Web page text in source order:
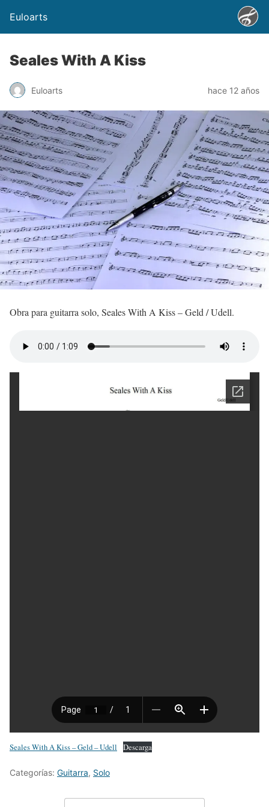
Euloarts
Seales With A Kiss
Euloarts hace 12 años
Obra para guitarra solo, Seales With A Kiss – Geld / Udell.
Seales With A Kiss – Geld – Udell Descarga
Categorías: Guitarra, Solo